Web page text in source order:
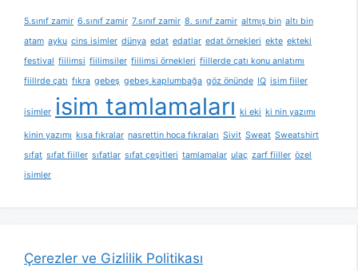
5.sınıf zamir 6.sınıf zamir 7.sınıf zamir 8. sınıf zamir altmış bin altı bin
atam ayku cins isimler dünya edat edatlar edat örnekleri ekte ekteki
festival fiilimsi fiilimsiler fiilimsi örnekleri fiillerde çatı konu anlatımı
fiillrde çatı fıkra gebeş gebeş kaplumbağa göz önünde IQ isim fiiler
isimler isim tamlamaları ki eki ki nin yazımı
kinin yazımı kısa fıkralar nasrettin hoca fıkraları Sivit Sweat Sweatshirt
sıfat sıfat fiiller sıfatlar sıfat çeşitleri tamlamalar ulaç zarf fiiller özel
isimler
Çerezler ve Gizlilik Politikası